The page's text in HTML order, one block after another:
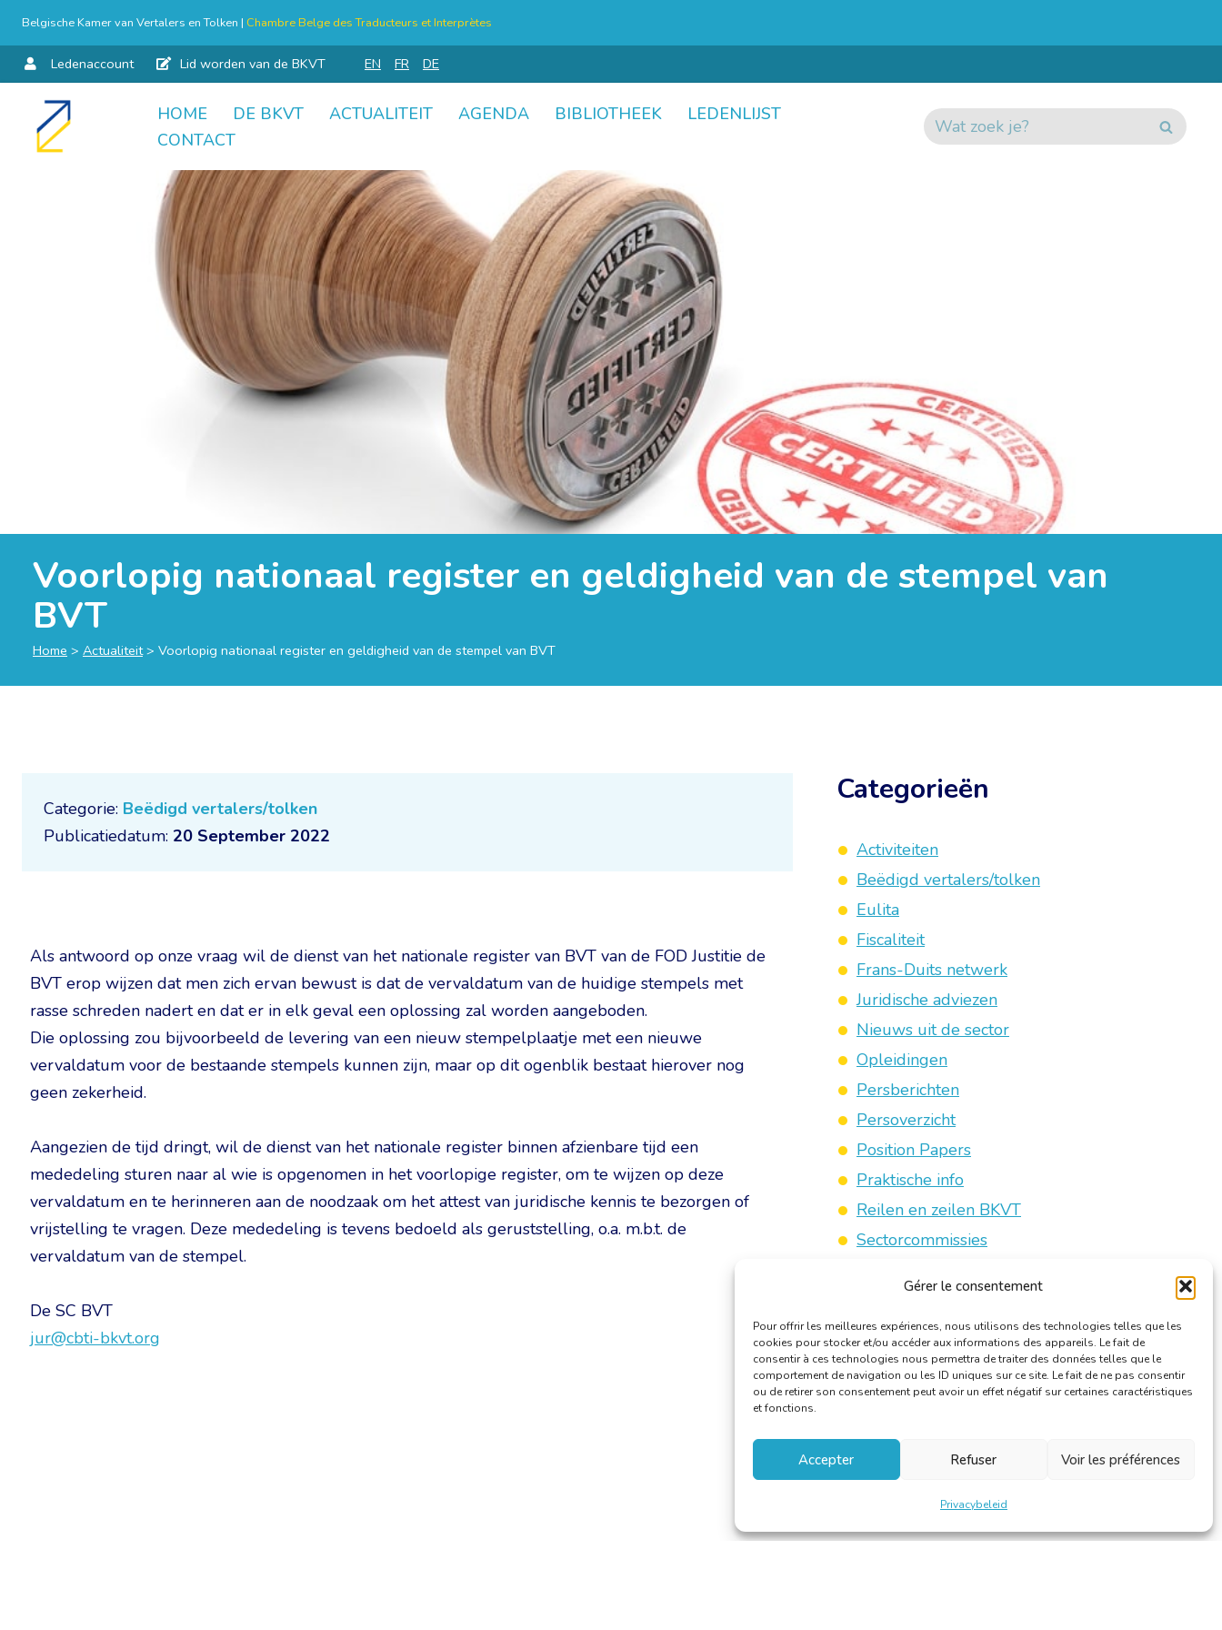
Gérer le consentement
Pour offrir les meilleures expériences, nous utilisons des technologies telles que les
cookies pour stocker et/ou accéder aux informations des appareils. Le fait de
consentir à ces technologies nous permettra de traiter des données telles que le
comportement de navigation ou les ID uniques sur ce site. Le fait de ne pas consentir
ou de retirer son consentement peut avoir un effet négatif sur certaines caractéristiques
et fonctions.
Accepter Refuser Voir les préférences
Privacybeleid
Belgische Kamer van Vertalers en Tolken | Chambre Belge des Traducteurs et Interprètes
Ledenaccount Lid worden van de BKVT EN FR DE
Skip
HOME DE BKVT ACTUALITEIT AGENDA BIBLIOTHEEK
LEDENLIJST
CONTACT
Voorlopig nationaal register en geldigheid van de stempel van
BVT
Home > Actualiteit> Voorlopig nationaal register en geldigheid van de stempel van BVT
Categorie: Beëdigd vertalers/tolken
Publicatiedatum: 20 September 2022
Als antwoord op onze vraag wil de dienst van het nationale register van BVT van de FOD Justitie de
BVT erop wijzen dat men zich ervan bewust is dat de vervaldatum van de huidige stempels met
rasse schreden nadert en dat er in elk geval een oplossing zal worden aangeboden.
Die oplossing zou bijvoorbeeld de levering van een nieuw stempelplaatje met een nieuwe
vervaldatum voor de bestaande stempels kunnen zijn, maar op dit ogenblik bestaat hierover nog
geen zekerheid.
Aangezien de tijd dringt, wil de dienst van het nationale register binnen afzienbare tijd een
mededeling sturen naar al wie is opgenomen in het voorlopige register, om te wijzen op deze
vervaldatum en te herinneren aan de noodzaak om het attest van juridische kennis te bezorgen of
vrijstelling te vragen. Deze mededeling is tevens bedoeld als geruststelling, o.a. m.b.t. de
vervaldatum van de stempel.
De SC BVT
jur@cbti-bkvt.org
Categorieën
Activiteiten
Beëdigd vertalers/tolken
Eulita
Fiscaliteit
Frans-Duits netwerk
Juridische adviezen
Nieuws uit de sector
Opleidingen
Persberichten
Persoverzicht
Position Papers
Praktische info
Reilen en zeilen BKVT
Sectorcommissies